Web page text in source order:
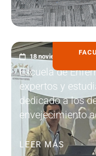
18 noviembre, 2025
Escuela de
expertos y
dedicado a los
envejecimiento
LEER MÁS